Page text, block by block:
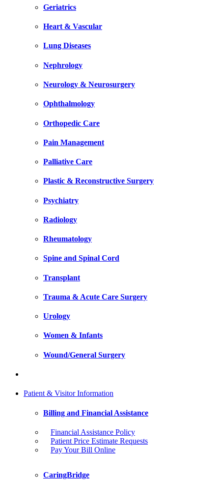
Geriatrics
Heart & Vascular
Lung Diseases
Nephrology
Neurology & Neurosurgery
Ophthalmology
Orthopedic Care
Pain Management
Palliative Care
Plastic & Reconstructive Surgery
Psychiatry
Radiology
Rheumatology
Spine and Spinal Cord
Transplant
Trauma & Acute Care Surgery
Urology
Women & Infants
Wound/General Surgery
Patient & Visitor Information
Billing and Financial Assistance
Financial Assistance Policy
Patient Price Estimate Requests
Pay Your Bill Online
CaringBridge